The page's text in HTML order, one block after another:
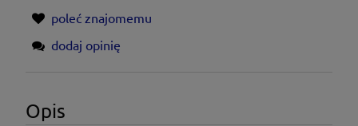
poleć znajomemu
dodaj opinię
Opis